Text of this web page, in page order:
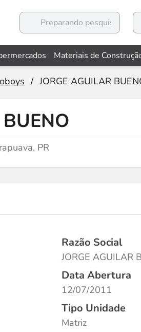
Materiais de
/ JORGE AGUILAR
PR
Razão Social
JORGE AGUILAR
Data Abertura
12/07/2011
Tipo Unidade
Matriz